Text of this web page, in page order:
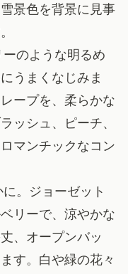
景色を背景に見事
のような明るめ
うまくなじみま
ープを、柔らかな
ッシュ、ピーチ、
マンチックなコン
。ジョーゼット
リーで、涼やかな
、オープンバッ
す。白や緑の花々